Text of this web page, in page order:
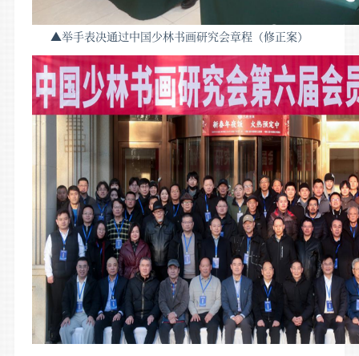
▲举手表决通过中国少林书画研究会章程（修正案）